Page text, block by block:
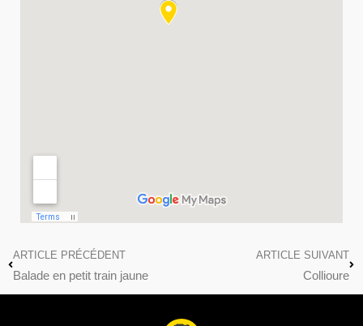
ARTICLE PRÉCÉDENT
Balade en petit train jaune
ARTICLE SUIVANT
Collioure